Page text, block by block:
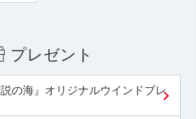
プレゼント
の海』オリジナルウインドブレ